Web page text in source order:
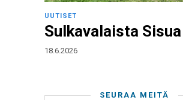
UUTISET
Sulkavalaista Sisua
18.6.2026
SEURAA MEITÄ